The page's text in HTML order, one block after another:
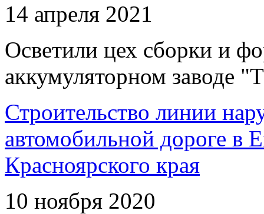
14 апреля 2021
Осветили цех сборки и
аккумуляторном заводе
Строительство линии
автомобильной дороге в
Красноярского края
10 ноября 2020